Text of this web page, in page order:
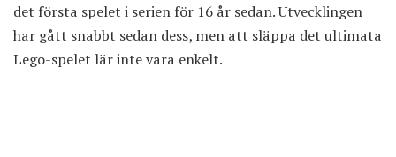
det första spelet i serien för 16 år sedan. Utvecklingen
har gått snabbt sedan dess, men att släppa det ultimata
Lego-spelet lär inte vara enkelt.